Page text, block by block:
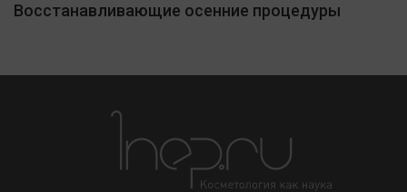
Восстанавливающие осенние процедуры